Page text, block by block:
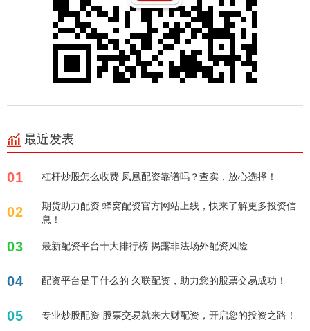
最近发表
01 杠杆炒股怎么收费 凤凰配资靠谱吗？查实，放心选择！
02
期货助力配资 蜂窝配资官方网站上线，快来了解更多投资信
息！
03 最新配资平台十大排行榜 揭露非法场外配资风险
04 配资平台是干什么的 久联配资，助力您的股票交易成功！
05 专业炒股配资 股票交易就来大财配资，开启您的投资之路！